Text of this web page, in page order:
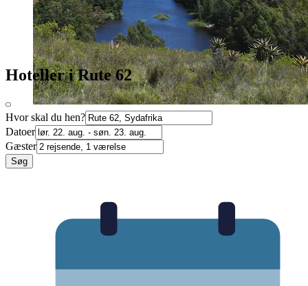
Hoteller i Rute 62
Hvor skal du hen?
Datoer
Gæster
Søg